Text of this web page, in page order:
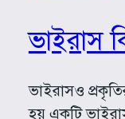
ভাইরাস
ভাইরাসও
হয় একটি